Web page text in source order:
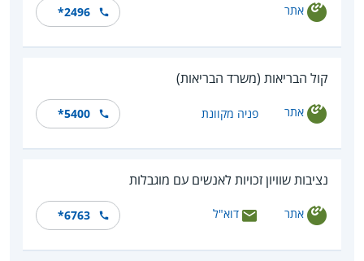
אתר *2496
קול הבריאות (משרד הבריאות)
אתר פניה מקוונת *5400
נציבות שוויון זכויות לאנשים עם מוגבלות
אתר דוא"ל *6763